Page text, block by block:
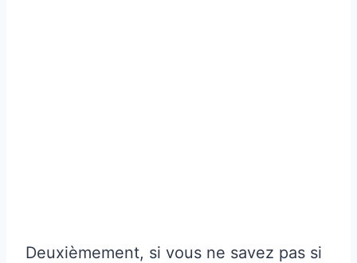
Deuxièmement, si vous ne savez pas si